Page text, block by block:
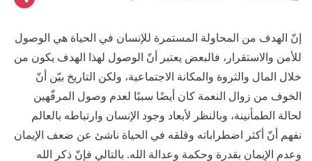
إنّ الهدف من المحاولة المستمرة للإنسان في الحياة هي الوصول
للأمن والاستقرار، فالبعض يعتبر أنّ الوصول لهذا الهدف يكون من
خلال المال والثروة والمكانة الاجتماعية، ولكن التاريخ بيّن أنّ
الخوف من زوال النعمة كان أيضًا سببًا لعدم وصول المرفّهين
لحالة الطمأنينة، وبالنظر لأبعاد وجود الإنسان وارتباطه بالعالم
نفهم أنّ أكثر اضطراباته وقلقه في الحياة ناشئ عن ضعف الإيمان
وعدم الإيمان بقدرة وحكمة وعدالة الله. بالتالي فإنّ ذكر الله